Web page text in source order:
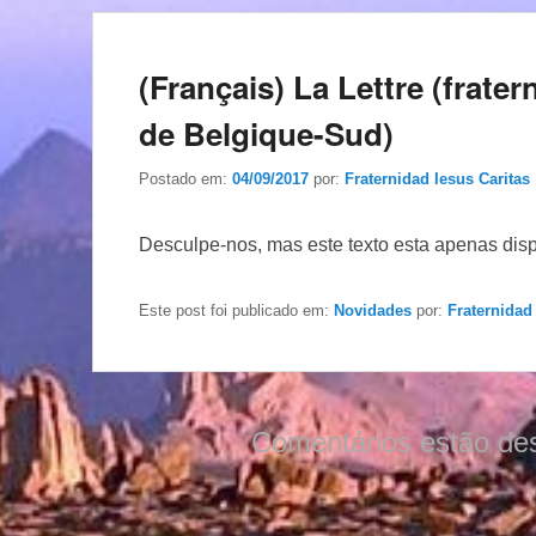
(Français) La Lettre
de Belgique-Sud)
Postado em: 04/09/2017 por: Fraternidad Iesus Caritas
Desculpe-nos, mas este texto esta apenas
Este post foi publicado em: Novidades por:
Comentários estão